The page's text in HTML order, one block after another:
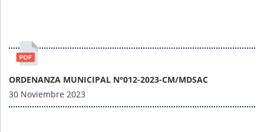
ORDENANZA MUNICIPAL N°012-2023-CM/MDSAC
30 Noviembre 2023